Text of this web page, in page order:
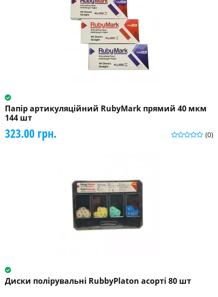
Папір артикуляційний RubyMark прямий 40 мкм
144 шт
(0)
323.00 грн.
Диски полірувальні RubbyPlaton асорті 80 шт